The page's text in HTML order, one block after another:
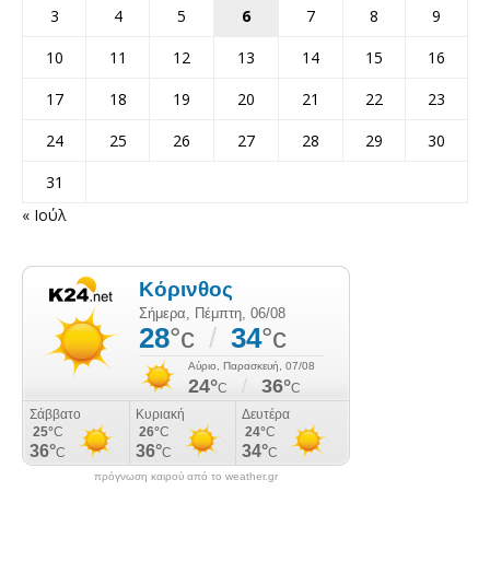
3
4 5 6 7 8
9
10
11 12 13 14 15
16
17
18 19 20 21 22
23
24
25 26 27 28 29
30
31
« Ιούλ
πρόγνωση καιρού από το weather.gr